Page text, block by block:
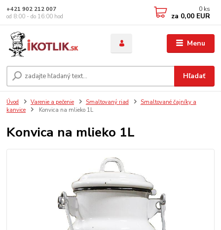
Menu
Hľadať
+421 902 212 007
od 8:00 - do 16:00 hod
0 ks
za 0,00 EUR
Úvod Varenie a pečenie Smaltovaný riad
Smaltované čajníky a
kanvice
Konvica na mlieko 1L
Konvica na mlieko 1L